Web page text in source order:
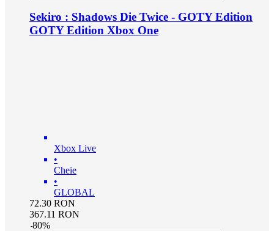
Sekiro : Shadows Die Twice - GOTY Edition
GOTY Edition Xbox One
Xbox Live
•
Cheie
•
GLOBAL
72.30 RON
367.11 RON
-80%